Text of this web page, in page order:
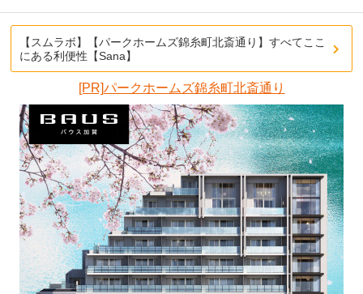
【スムラボ】【パークホームズ錦糸町北斎通り】すべてここ
にある利便性【Sana】
[PR]パークホームズ錦糸町北斎通り